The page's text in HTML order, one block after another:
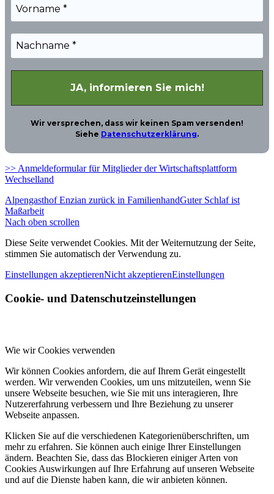
Wir versprechen, dass wir keinen Spam versenden!
Siehe Datenschutzerklärung.
>> Anmeldeformular für Mitglieder der Wirtschaftsplattform
Wechselland
Alpengasthof Enzian zurück in FamilienhandGuter Schlaf ist
Maßarbeit
Nach oben scrollen
Diese Seite verwendet Cookies. Mit der Weiternutzung der Seite,
stimmen Sie automatisch der Verwendung zu.
Einstellungen akzeptierenNicht akzeptierenEinstellungen
Cookie- und Datenschutzeinstellungen
Wie wir Cookies verwenden
Wir können Cookies anfordern, die auf Ihrem Gerät eingestellt
werden. Wir verwenden Cookies, um uns mitzuteilen, wenn Sie
unsere Webseite besuchen, wie Sie mit uns interagieren, Ihre
Nutzererfahrung verbessern und Ihre Beziehung zu unserer
Webseite anpassen.
Klicken Sie auf die verschiedenen Kategorienüberschriften, um
mehr zu erfahren. Sie können auch einige Ihrer Einstellungen
ändern. Beachten Sie, dass das Blockieren einiger Arten von
Cookies Auswirkungen auf Ihre Erfahrung auf unseren Webseite
und auf die Dienste haben kann, die wir anbieten können.